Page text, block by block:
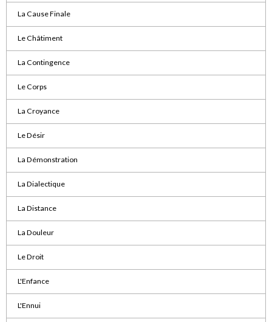
La Cause Finale
Le Châtiment
La Contingence
Le Corps
La Croyance
Le Désir
La Démonstration
La Dialectique
La Distance
La Douleur
Le Droit
L'Enfance
L'Ennui